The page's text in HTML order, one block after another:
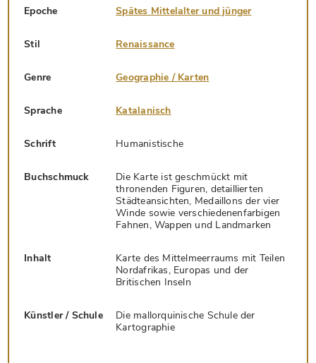
Epoche Spätes Mittelalter und jünger
Stil Renaissance
Genre Geographie / Karten
Sprache Katalanisch
Schrift Humanistische
Buchschmuck
Die Karte ist geschmückt mit
thronenden Figuren, detaillierten
Städteansichten, Medaillons der vier
Winde sowie verschiedenenfarbigen
Fahnen, Wappen und Landmarken
Inhalt
Karte des Mittelmeerraums mit Teilen
Nordafrikas, Europas und der
Britischen Inseln
Künstler / Schule
Die mallorquinische Schule der
Kartographie